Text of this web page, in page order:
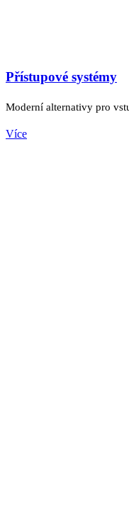
Přístupové systémy
Moderní alternativy pro
Více